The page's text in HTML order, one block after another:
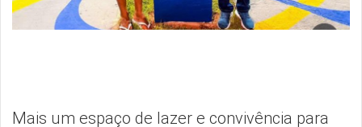
Mais um espaço de lazer e convivência para